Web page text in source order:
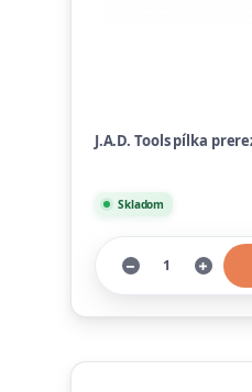
J.A.D. Tools pílka
Skladom